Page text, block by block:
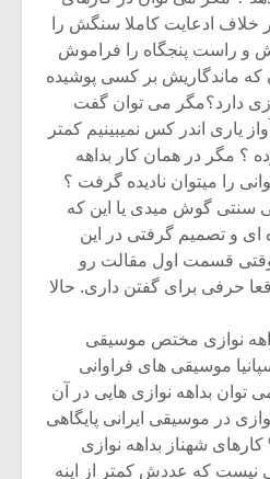
خلاف ادعایت کاملا سنگش را
و راست پنجگاه را فراموش
که ماندگاریش بر کسی پوشیده
دارد؟مگر می توان گفت
یاری اندر کس نمیبینیم کمتر
؟ مگر در همان کار بداهه
را میتوان نادیده گرفت ؟
سنتی گوش میدی یا این که
و تصمیم گرفتی در این
وقتی قسمت اول مقالت رو
حرفی برای گفتن داری. حالا
نوازی مختص موسیقی
موسیقی های فراوانی
توان بداهه نوازی هایی در آن
در موسیقی ایرانی پایگاهی
دارد . شاید ۹۰ % کارهای شهناز بداهه نوازی
نیست که عددش کمتر از اینه